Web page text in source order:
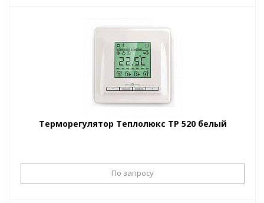
Терморегулятор Теплолюкс ТР 520 белый
По запросу